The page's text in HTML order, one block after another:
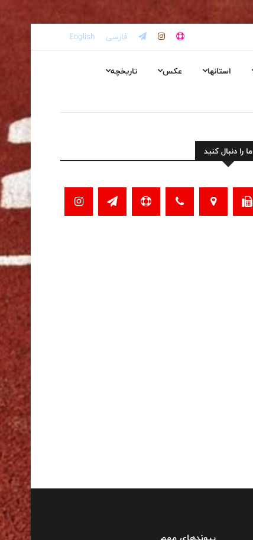
فارسی English
استانها عکس تاریخچه
ما را دنبال کنید